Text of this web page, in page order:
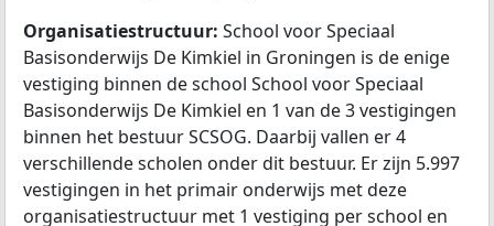
Organisatiestructuur: School voor Speciaal
Basisonderwijs De Kimkiel in Groningen is de enige
vestiging binnen de school School voor Speciaal
Basisonderwijs De Kimkiel en 1 van de 3 vestigingen
binnen het bestuur SCSOG. Daarbij vallen er 4
verschillende scholen onder dit bestuur. Er zijn 5.997
vestigingen in het primair onderwijs met deze
organisatiestructuur met 1 vestiging per school en